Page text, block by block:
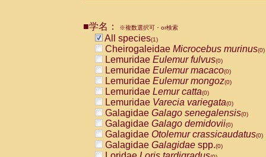
CebidaeCebus nigrivittatus
CebidaeCebus
CebidaeSaimiri boliviensis(0)
CebidaeSaimiri sciureus(0)
AtelidaeAlouatta caraya(0)
AtelidaeAlouatta fusca(0)
AtelidaeAlouatta seniculus
AtelidaeAlouattaspp.(0)
AtelidaeAteles belzebuth(0)
AtelidaeAteles geoffroyi(0)
AtelidaeAteles paniscus(0)
AtelidaeAtelesspp.(0)
Atelidae Lagothrix lagothricha
■学名： ※複数選択可・or検索
All species(1)
Cheirogaleidae Microcebus murinus(0)
Lemuridae Eulemur fulvus(0)
Lemuridae Eulemur macaco(0)
Lemuridae Eulemur mongoz(0)
Lemuridae Lemur catta(0)
Lemuridae Varecia variegata(0)
Galagidae Galago senegalensis(0)
Galagidae Galago demidovii(0)
Galagidae Otolemur crassicaudatus(0)
Galagidae Galagidae spp.(0)